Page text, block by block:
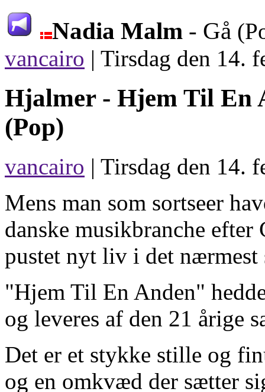
Nadia Malm - Gå
vancairo | Tirsdag den 14.
Hjalmer - Hjem Til En
(Pop)
vancairo | Tirsdag den 14.
Mens man som sortseer
danske musikbranche
pustet nyt liv i det nærmest
"Hjem Til En Anden"
og leveres af den 21 årige
Det er et stykke stille og
og en omkvæd der sætter